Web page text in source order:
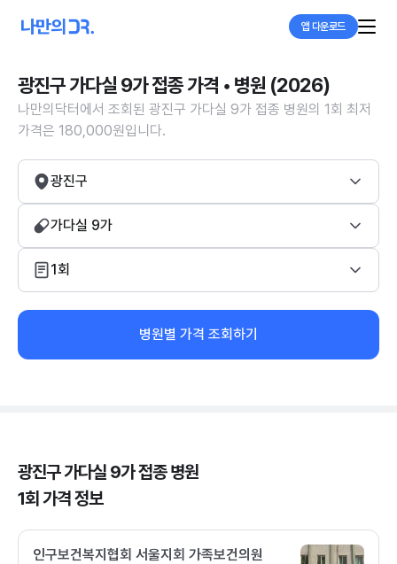
앱 다운로드
광진구 가다실 9가 접종 가격 • 병원 (2026)
나만의닥터에서 조회된 광진구 가다실 9가 접종 병원의 1회 최저
가격은 180,000원입니다.
광진구
가다실 9가
1회
병원별 가격 조회하기
광진구 가다실 9가 접종 병원
1회 가격 정보
인구보건복지협회 서울지회 가족보건의원